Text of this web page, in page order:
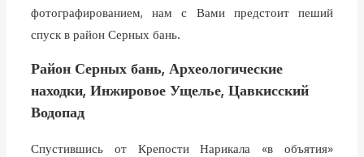
фотографированием, нам с Вами предстоит пеший
спуск в район Серных бань.
Район Серных бань, Археологические
находки, Инжировое Ущелье, Цавкисский
Водопад
Спустившись от Крепости Нарикала «в объятия»